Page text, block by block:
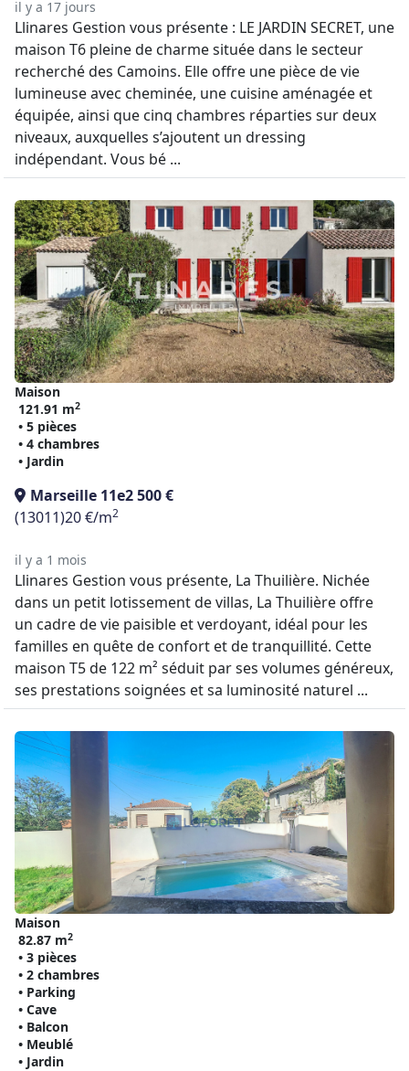
il y a 17 jours
Llinares Gestion vous présente : LE JARDIN SECRET, une
maison T6 pleine de charme située dans le secteur
recherché des Camoins. Elle offre une pièce de vie
lumineuse avec cheminée, une cuisine aménagée et
équipée, ainsi que cinq chambres réparties sur deux
niveaux, auxquelles s’ajoutent un dressing
indépendant. Vous bé ...
Maison
121.91 m2
• 5 pièces
• 4 chambres
• Jardin
Marseille 11e2 500 €
(13011)20 €/m2
il y a 1 mois
Llinares Gestion vous présente, La Thuilière. Nichée
dans un petit lotissement de villas, La Thuilière offre
un cadre de vie paisible et verdoyant, idéal pour les
familles en quête de confort et de tranquillité. Cette
maison T5 de 122 m² séduit par ses volumes généreux,
ses prestations soignées et sa luminosité naturel ...
Maison
82.87 m2
• 3 pièces
• 2 chambres
• Parking
• Cave
• Balcon
• Meublé
• Jardin